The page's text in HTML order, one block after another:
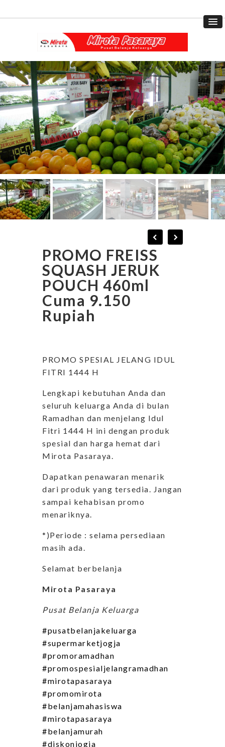
PROMO FREISS
SQUASH JERUK
POUCH 460ml
Cuma 9.150
Rupiah
PROMO SPESIAL JELANG IDUL
FITRI 1444 H
Lengkapi kebutuhan Anda dan
seluruh keluarga Anda di bulan
Ramadhan dan menjelang Idul
Fitri 1444 H ini dengan produk
spesial dan harga hemat dari
Mirota Pasaraya.
Dapatkan penawaran menarik
dari produk yang tersedia. Jangan
sampai kehabisan promo
menariknya.
*)Periode : selama persediaan
masih ada.
Selamat berbelanja
Mirota Pasaraya
Pusat Belanja Keluarga
#pusatbelanjakeluarga
#supermarketjogja
#promoramadhan
#promospesialjelangramadhan
#mirotapasaraya
#promomirota
#belanjamahasiswa
#mirotapasaraya
#belanjamurah
#diskonjogja